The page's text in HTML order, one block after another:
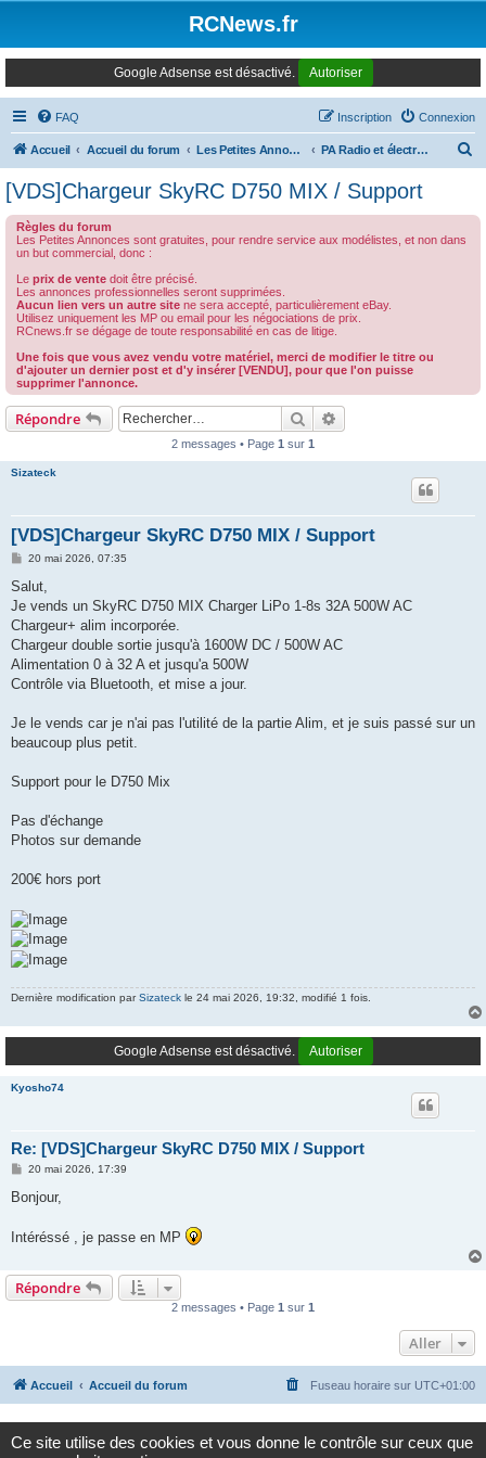
RCNews.fr
Google Adsense est désactivé. Autoriser
FAQ Connexion
Inscription
Accueil Accueil du forum Les Petites Annonces Modernes PA Radio et électronique
[VDS]Chargeur SkyRC D750 MIX / Support
Règles du forum
Les Petites Annonces sont gratuites, pour rendre service aux modélistes, et non dans
un but commercial, donc :
Le prix de vente doit être précisé.
Les annonces professionnelles seront supprimées.
Aucun lien vers un autre site ne sera accepté, particulièrement eBay.
Utilisez uniquement les MP ou email pour les négociations de prix.
RCnews.fr se dégage de toute responsabilité en cas de litige.
Une fois que vous avez vendu votre matériel, merci de modifier le titre ou
d'ajouter un dernier post et d'y insérer [VENDU], pour que l'on puisse
supprimer l'annonce.
Répondre Rechercher
2 messages • Page 1 sur 1
Sizateck
[VDS]Chargeur SkyRC D750 MIX / Support
M
s
a
g
20 mai 2026, 07:35
Salut,
Je vends un SkyRC D750 MIX Charger LiPo 1-8s 32A 500W AC
Chargeur+ alim incorporée.
Chargeur double sortie jusqu'à 1600W DC / 500W AC
Alimentation 0 à 32 A et jusqu'a 500W
Contrôle via Bluetooth, et mise a jour.
Je le vends car je n'ai pas l'utilité de la partie Alim, et je suis passé sur un
beaucoup plus petit.
Support pour le D750 Mix
Pas d'échange
Photos sur demande
200€ hors port
Dernière modification parSizateck le 24 mai 2026, 19:32, modifié 1 fois.
Google Adsense est désactivé. Autoriser
Kyosho74
Re: [VDS]Chargeur SkyRC D750 MIX / Support
M
s
g
e
20 mai 2026, 17:39
Bonjour,
Intéréssé , je passe en MP
Répondre
2 messages • Page 1 sur 1
Aller
Accueil Accueil du forum Fuseau horaire sur UTC+01:00
Google Adsense est désactivé. Autoriser
Panneau de gestion des cookies
Ce site utilise des cookies et vous donne le contrôle sur ceux que